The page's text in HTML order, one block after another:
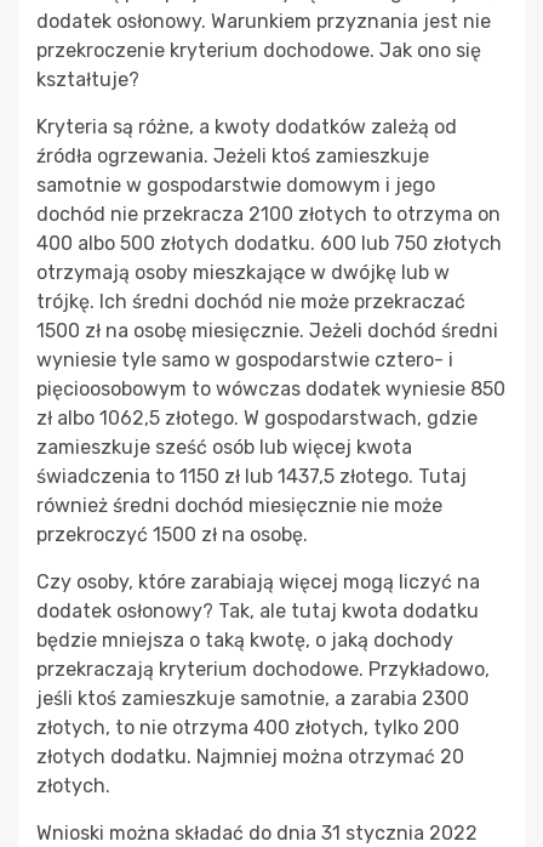
dodatek osłonowy. Warunkiem przyznania jest nie
przekroczenie kryterium dochodowe. Jak ono się
kształtuje?
Kryteria są różne, a kwoty dodatków zależą od
źródła ogrzewania. Jeżeli ktoś zamieszkuje
samotnie w gospodarstwie domowym i jego
dochód nie przekracza 2100 złotych to otrzyma on
400 albo 500 złotych dodatku. 600 lub 750 złotych
otrzymają osoby mieszkające w dwójkę lub w
trójkę. Ich średni dochód nie może przekraczać
1500 zł na osobę miesięcznie. Jeżeli dochód średni
wyniesie tyle samo w gospodarstwie cztero- i
pięcioosobowym to wówczas dodatek wyniesie 850
zł albo 1062,5 złotego. W gospodarstwach, gdzie
zamieszkuje sześć osób lub więcej kwota
świadczenia to 1150 zł lub 1437,5 złotego. Tutaj
również średni dochód miesięcznie nie może
przekroczyć 1500 zł na osobę.
Czy osoby, które zarabiają więcej mogą liczyć na
dodatek osłonowy? Tak, ale tutaj kwota dodatku
będzie mniejsza o taką kwotę, o jaką dochody
przekraczają kryterium dochodowe. Przykładowo,
jeśli ktoś zamieszkuje samotnie, a zarabia 2300
złotych, to nie otrzyma 400 złotych, tylko 200
złotych dodatku. Najmniej można otrzymać 20
złotych.
Wnioski można składać do dnia 31 stycznia 2022